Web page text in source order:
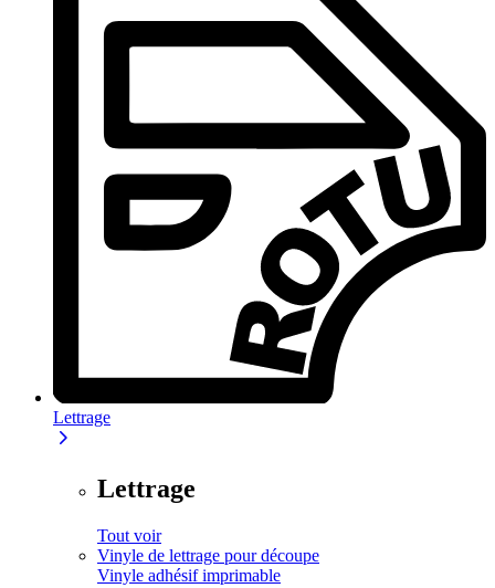
Lettrage
Lettrage
Tout voir
Vinyle de lettrage pour découpe
Vinyle adhésif imprimable